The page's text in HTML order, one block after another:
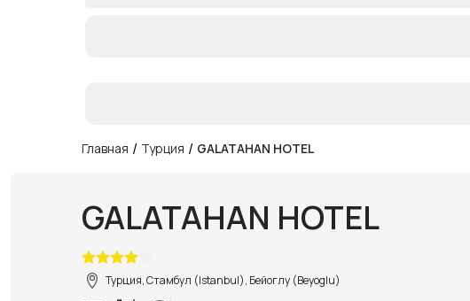
Главная / Турция / GALATAHAN HOTEL
GALATAHAN HOTEL
Турция, Стамбул (Istanbul), Бейоглу (Beyoglu)